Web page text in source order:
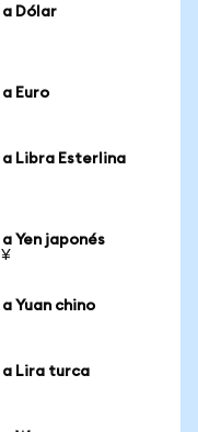
a Dólar
Euro
a Libra Esterlina
Yen japonés
Yuan chino
a Lira turca